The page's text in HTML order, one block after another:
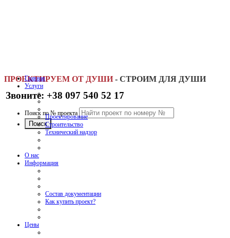
ПРОЕКТИРУЕМ ОТ ДУШИ - СТРОИМ ДЛЯ ДУШИ
Звоните: +38 097 540 52 17
Поиск по № проекта
Главная
Услуги
Проектирование
Строительство
Технический надзор
О нас
Информация
Состав документации
Как купить проект?
Цены